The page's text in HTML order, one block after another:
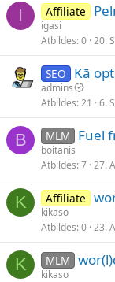
I Affiliate
igasi
Atbildes 0 20.
SEO Kā
admins
Atbildes 21 6.
B MLM Fuel
boitanis
Atbildes 7 27.
K Affiliate
kikaso
Atbildes 0 23.
K MLM
kikaso